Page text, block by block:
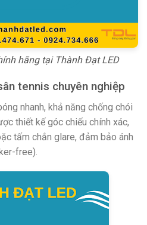
hãng tại Thành Đạt LED
tennis chuyên nghiệp
nhanh, khả năng chống chói
thiết kế góc chiếu chính xác,
tấm chắn glare, đảm bảo ánh
free).